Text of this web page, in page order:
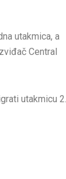
utakmica, a
Central
utakmicu 2.